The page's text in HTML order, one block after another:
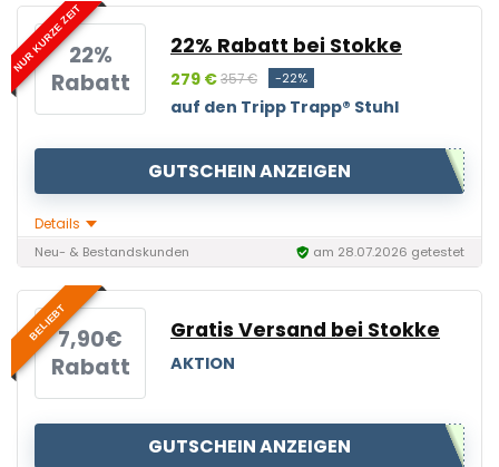
NUR KURZE ZEIT22%
Rabatt
22% Rabatt bei Stokke
279 €357 € -22%
auf den Tripp Trapp® Stuhl
GUTSCHEIN ANZEIGEN
Details
Neu- & Bestandskunden am 28.07.2026 getestet
BELIEBT7,90€
Rabatt
Gratis Versand bei Stokke
AKTION
GUTSCHEIN ANZEIGEN